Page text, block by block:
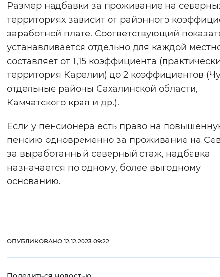
Звуковой ассистент
Воспроизвести Остановить
Вернуть стандартные настройки
Размер надбавки за проживание на
территориях зависит от районного
заработной плате. Соответствующий
устанавливается отдельно для каждой
составляет от 1,15 коэффициента
территория Карелии) до 2 коэффициентов
отдельные районы Сахалинской области,
Камчатского края и др.).
Если у пенсионера есть право на
пенсию одновременно за проживание на
за выработанный северный стаж, надбавка
назначается по одному, более выгодному
основанию.
ОПУБЛИКОВАНО 12.12.2023 09:22